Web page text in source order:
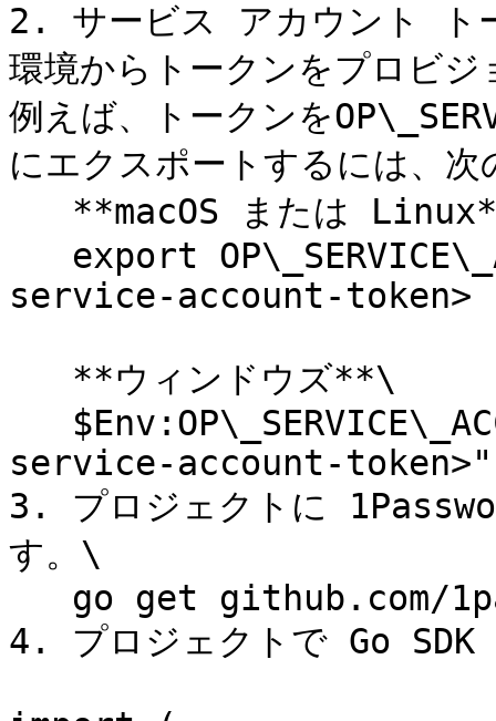
2. サービス アカウント ト
環境からトークンをプロビ
例えば、トークンを
にエクスポートするには、
service-account-token>
service-account-token>"
3. プロジェクトに
す。\
4. プロジェクトで Go SDK